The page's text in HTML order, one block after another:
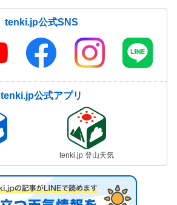
tenki.jp公式SNS
tenki.jp公式アプリ
tenki.jp 登山天気